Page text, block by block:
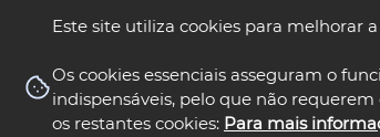
Este site utiliza cookies para melhorar
Os cookies essenciais asseguram o
indispensáveis, pelo que não
os restantes cookies: Para mais